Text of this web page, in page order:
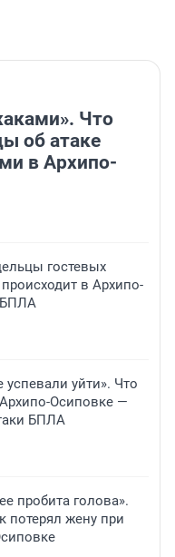
Что
об атаке
в Архипо-
гостевых
в Архипо-
БПЛА
уйти». Что
Осиповке —
БПЛА
пробита голова».
потерял жену при